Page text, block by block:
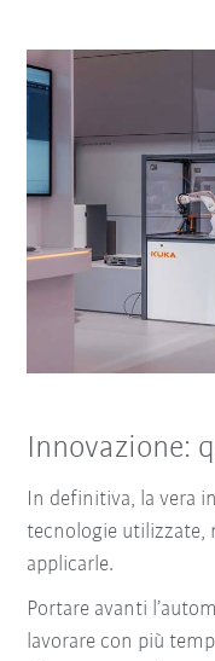
Innovazione:
In definitiva, la vera
tecnologie utilizzate,
applicarle.
Portare avanti
lavorare con più